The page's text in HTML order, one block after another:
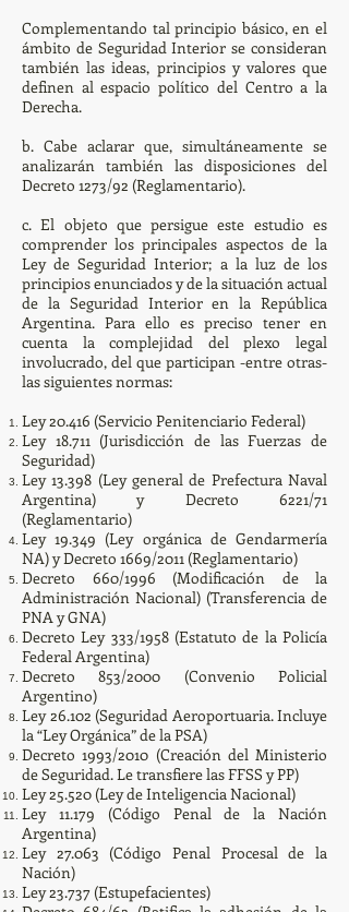
Complementando tal principio básico, en el
ámbito de Seguridad Interior se consideran
también las ideas, principios y valores que
definen al espacio político del Centro a la
Derecha.
b. Cabe aclarar que, simultáneamente se
analizarán también las disposiciones del
Decreto 1273/92 (Reglamentario).
c. El objeto que persigue este estudio es
comprender los principales aspectos de la
Ley de Seguridad Interior; a la luz de los
principios enunciados y de la situación actual
de la Seguridad Interior en la República
Argentina. Para ello es preciso tener en
cuenta la complejidad del plexo legal
involucrado, del que participan -entre otras-
las siguientes normas:
Ley 20.416 (Servicio Penitenciario Federal)
Ley 18.711 (Jurisdicción de las Fuerzas de
Seguridad)
Ley 13.398 (Ley general de Prefectura Naval
Argentina) y Decreto 6221/71
(Reglamentario)
Ley 19.349 (Ley orgánica de Gendarmería
NA) y Decreto 1669/2011 (Reglamentario)
Decreto 660/1996 (Modificación de la
Administración Nacional) (Transferencia de
PNA y GNA)
Decreto Ley 333/1958 (Estatuto de la Policía
Federal Argentina)
Decreto 853/2000 (Convenio Policial
Argentino)
Ley 26.102 (Seguridad Aeroportuaria. Incluye
la “Ley Orgánica” de la PSA)
Decreto 1993/2010 (Creación del Ministerio
de Seguridad. Le transfiere las FFSS y PP)
Ley 25.520 (Ley de Inteligencia Nacional)
Ley 11.179 (Código Penal de la Nación
Argentina)
Ley 27.063 (Código Penal Procesal de la
Nación)
Ley 23.737 (Estupefacientes)